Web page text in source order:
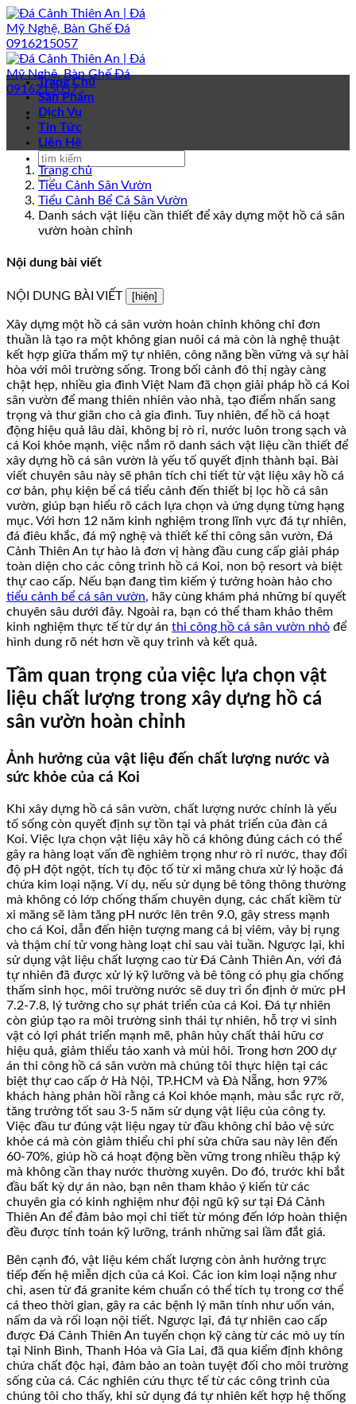
Bỏ
qua
nội
dung
Trang Chủ
Sản Phẩm
Dịch Vụ
Tin Tức
Liên Hệ
Trang chủ
Tiểu Cảnh Sân Vườn
Tiểu Cảnh Bể Cá Sân Vườn
Danh sách vật liệu cần thiết để xây dựng một hồ cá sân
vườn hoàn chỉnh
Nội dung bài viết
NỘI DUNG BÀI VIẾT [hiện]
Xây dựng một hồ cá sân vườn hoàn chỉnh không chỉ đơn
thuần là tạo ra một không gian nuôi cá mà còn là nghệ thuật
kết hợp giữa thẩm mỹ tự nhiên, công năng bền vững và sự hài
hòa với môi trường sống. Trong bối cảnh đô thị ngày càng
chật hẹp, nhiều gia đình Việt Nam đã chọn giải pháp hồ cá Koi
sân vườn để mang thiên nhiên vào nhà, tạo điểm nhấn sang
trọng và thư giãn cho cả gia đình. Tuy nhiên, để hồ cá hoạt
động hiệu quả lâu dài, không bị rò rỉ, nước luôn trong sạch và
cá Koi khỏe mạnh, việc nắm rõ danh sách vật liệu cần thiết để
xây dựng hồ cá sân vườn là yếu tố quyết định thành bại. Bài
viết chuyên sâu này sẽ phân tích chi tiết từ vật liệu xây hồ cá
cơ bản, phụ kiện bể cá tiểu cảnh đến thiết bị lọc hồ cá sân
vườn, giúp bạn hiểu rõ cách lựa chọn và ứng dụng từng hạng
mục. Với hơn 12 năm kinh nghiệm trong lĩnh vực đá tự nhiên,
đá điêu khắc, đá mỹ nghệ và thiết kế thi công sân vườn, Đá
Cảnh Thiên An tự hào là đơn vị hàng đầu cung cấp giải pháp
toàn diện cho các công trình hồ cá Koi, non bộ resort và biệt
thự cao cấp. Nếu bạn đang tìm kiếm ý tưởng hoàn hảo cho
tiểu cảnh bể cá sân vườn, hãy cùng khám phá những bí quyết
chuyên sâu dưới đây. Ngoài ra, bạn có thể tham khảo thêm
kinh nghiệm thực tế từ dự án thi công hồ cá sân vườn nhỏ để
hình dung rõ nét hơn về quy trình và kết quả.
Tầm quan trọng của việc lựa chọn vật
liệu chất lượng trong xây dựng hồ cá
sân vườn hoàn chỉnh
Ảnh hưởng của vật liệu đến chất lượng nước và
sức khỏe của cá Koi
Khi xây dựng hồ cá sân vườn, chất lượng nước chính là yếu
tố sống còn quyết định sự tồn tại và phát triển của đàn cá
Koi. Việc lựa chọn vật liệu xây hồ cá không đúng cách có thể
gây ra hàng loạt vấn đề nghiêm trọng như rò rỉ nước, thay đổi
độ pH đột ngột, tích tụ độc tố từ xi măng chưa xử lý hoặc đá
chứa kim loại nặng. Ví dụ, nếu sử dụng bê tông thông thường
mà không có lớp chống thấm chuyên dụng, các chất kiềm từ
xi măng sẽ làm tăng pH nước lên trên 9.0, gây stress mạnh
cho cá Koi, dẫn đến hiện tượng mang cá bị viêm, vảy bị rụng
và thậm chí tử vong hàng loạt chỉ sau vài tuần. Ngược lại, khi
sử dụng vật liệu chất lượng cao từ Đá Cảnh Thiên An, với đá
tự nhiên đã được xử lý kỹ lưỡng và bê tông có phụ gia chống
thấm sinh học, môi trường nước sẽ duy trì ổn định ở mức pH
7.2-7.8, lý tưởng cho sự phát triển của cá Koi. Đá tự nhiên
còn giúp tạo ra môi trường sinh thái tự nhiên, hỗ trợ vi sinh
vật có lợi phát triển mạnh mẽ, phân hủy chất thải hữu cơ
hiệu quả, giảm thiểu tảo xanh và mùi hôi. Trong hơn 200 dự
án thi công hồ cá sân vườn mà chúng tôi thực hiện tại các
biệt thự cao cấp ở Hà Nội, TP.HCM và Đà Nẵng, hơn 97%
khách hàng phản hồi rằng cá Koi khỏe mạnh, màu sắc rực rỡ,
tăng trưởng tốt sau 3-5 năm sử dụng vật liệu của công ty.
Việc đầu tư đúng vật liệu ngay từ đầu không chỉ bảo vệ sức
khỏe cá mà còn giảm thiểu chi phí sửa chữa sau này lên đến
60-70%, giúp hồ cá hoạt động bền vững trong nhiều thập kỷ
mà không cần thay nước thường xuyên. Do đó, trước khi bắt
đầu bất kỳ dự án nào, bạn nên tham khảo ý kiến từ các
chuyên gia có kinh nghiệm như đội ngũ kỹ sư tại Đá Cảnh
Thiên An để đảm bảo mọi chi tiết từ móng đến lớp hoàn thiện
đều được tính toán kỹ lưỡng, tránh những sai lầm đắt giá.
Bên cạnh đó, vật liệu kém chất lượng còn ảnh hưởng trực
tiếp đến hệ miễn dịch của cá Koi. Các ion kim loại nặng như
chì, asen từ đá granite kém chuẩn có thể tích tụ trong cơ thể
cá theo thời gian, gây ra các bệnh lý mãn tính như uốn ván,
nấm da và rối loạn nội tiết. Ngược lại, đá tự nhiên cao cấp
được Đá Cảnh Thiên An tuyển chọn kỹ càng từ các mỏ uy tín
tại Ninh Bình, Thanh Hóa và Gia Lai, đã qua kiểm định không
chứa chất độc hại, đảm bảo an toàn tuyệt đối cho môi trường
sống của cá. Các nghiên cứu thực tế từ các công trình của
chúng tôi cho thấy, khi sử dụng đá tự nhiên kết hợp hệ thống